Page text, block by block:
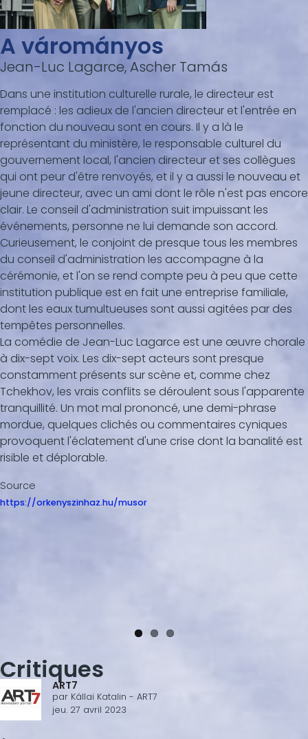
A várományos
Jean-Luc Lagarce, Ascher Tamás
Dans une institution culturelle rurale, le directeur est
remplacé : les adieux de l'ancien directeur et l'entrée en
fonction du nouveau sont en cours. Il y a là le
représentant du ministère, le responsable culturel du
gouvernement local, l'ancien directeur et ses collègues
qui ont peur d'être renvoyés, et il y a aussi le nouveau et
jeune directeur, avec un ami dont le rôle n'est pas encore
clair. Le conseil d'administration suit impuissant les
événements, personne ne lui demande son accord.
Curieusement, le conjoint de presque tous les membres
du conseil d'administration les accompagne à la
cérémonie, et l'on se rend compte peu à peu que cette
institution publique est en fait une entreprise familiale,
dont les eaux tumultueuses sont aussi agitées par des
tempêtes personnelles.
La comédie de Jean-Luc Lagarce est une œuvre chorale
à dix-sept voix. Les dix-sept acteurs sont presque
constamment présents sur scène et, comme chez
Tchekhov, les vrais conflits se déroulent sous l'apparente
tranquillité. Un mot mal prononcé, une demi-phrase
mordue, quelques clichés ou commentaires cyniques
provoquent l'éclatement d'une crise dont la banalité est
risible et déplorable.
Source
https://orkenyszinhaz.hu/musor
Critiques
ART7
par Kállai Katalin - ART7
jeu. 27 avril 2023